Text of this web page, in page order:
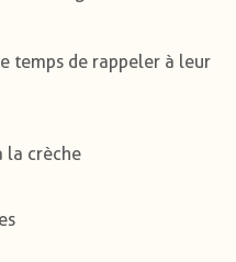
temps de rappeler à leur
la crèche